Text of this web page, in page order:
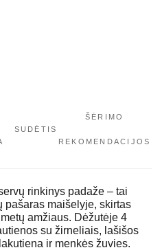
SUDĖTIS
ŠĖRIMO
REKOMENDACIJOS
rinkinys padaže – tai
pašaras maišelyje, skirtas
amžiaus. Dėžutėje 4
su žirneliais, lašišos
ir menkės žuvies.